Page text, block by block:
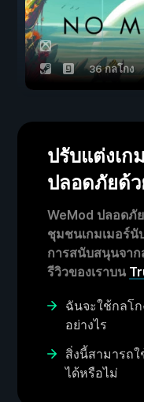
36 กลโกง
ปรับแต่งเก
ปลอดภัยด้
WeMod ปลอดภั
ชุมชนเกมเมอร์นั
การสนับสนุนจา
รีวิวของเราบน
ฉันจะใช้กลโก
อย่างไร
สิ่งนี้สามารถ
ได้หรือไม่